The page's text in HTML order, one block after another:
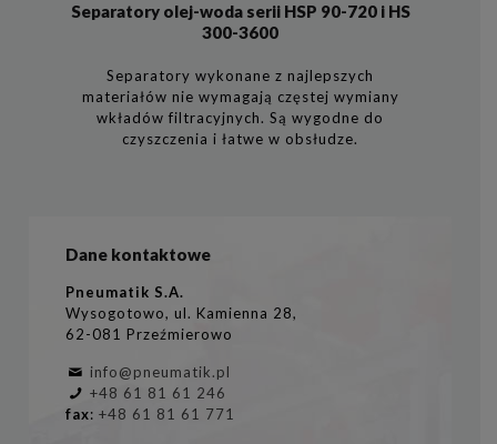
Separatory olej-woda serii HSP 90-720 i HS
300-3600
Separatory wykonane z najlepszych
materiałów nie wymagają częstej wymiany
wkładów filtracyjnych. Są wygodne do
czyszczenia i łatwe w obsłudze.
Dane kontaktowe
Pneumatik S.A.
Wysogotowo, ul. Kamienna 28,
62-081 Przeźmierowo
info@pneumatik.pl
+48 61 81 61 246
fax: +48 61 81 61 771